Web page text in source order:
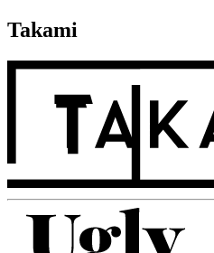
Takami